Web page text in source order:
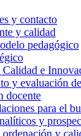
y contacto
y calidad
pedagógico
e
y evaluación
docente
para el
y
y